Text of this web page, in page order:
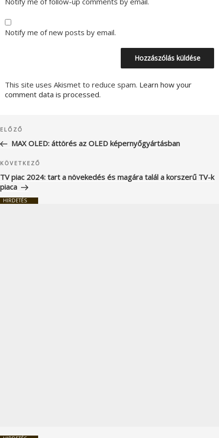
Notify me of new posts by email.
This site uses Akismet to reduce spam. Learn how your
comment data is processed.
navigáció
Korábbi
bejegyzés
ELŐZŐ
MAX OLED: áttörés az OLED képernyőgyártásban
Következő
bejegyzés
KÖVETKEZŐ
TV piac 2024: tart a növekedés és magára talál a korszerű TV-k
piaca
HIRDETÉS